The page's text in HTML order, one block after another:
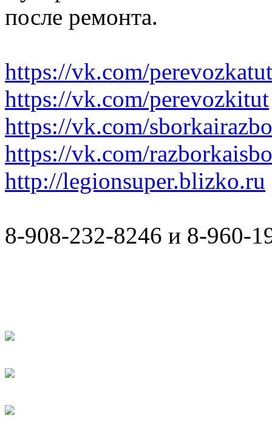
после ремонта.
https://vk.com/perevozkatut
https://vk.com/perevozkitut
https://vk.com/
https://vk.com/
http://legionsuper.blizko.ru
8-908-232-8246 и 8-960-